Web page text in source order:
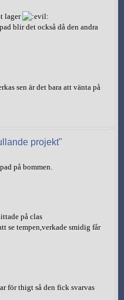
lager
blir det också då den andra
sen är det bara att vänta på
projekt"
på bommen.
på clas
se tempen,verkade smidig får
för thigt så den fick svarvas